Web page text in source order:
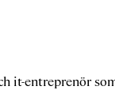
it-entreprenör